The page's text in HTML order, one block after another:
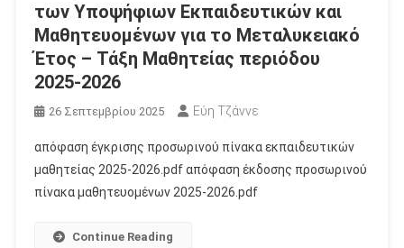
των Υποψήφιων Εκπαιδευτικών και
Μαθητευομένων για το Μεταλυκειακό
Έτος – Τάξη Μαθητείας περιόδου
2025-2026
26 Σεπτεμβρίου 2025 Εύη Τζάννε
απόφαση έγκρισης προσωρινού πίνακα εκπαιδευτικών
μαθητείας 2025-2026.pdf απόφαση έκδοσης προσωρινού
πίνακα μαθητευομένων 2025-2026.pdf
Continue Reading